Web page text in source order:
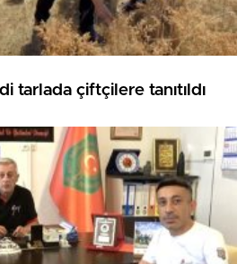
tarlada çiftçilere tanıtıldı